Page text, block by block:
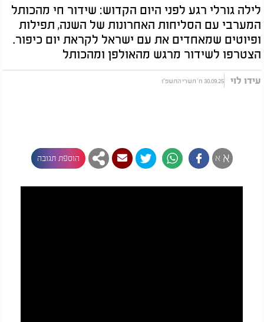
לילה גורלי רגע לפני היום הקדוש: שידור חי מהכותל
המערבי עם הסליחות האחרונות של השנה, תפילות
ופיוטים שמאחדים את עם ישראל לקראת יום כיפור.
הצטרפו לשידור מרגש מהאולפן ומהכותל
עידו לוי 30.09.25 ח' תשרי התשפ"ו
א א הוספת תגובה